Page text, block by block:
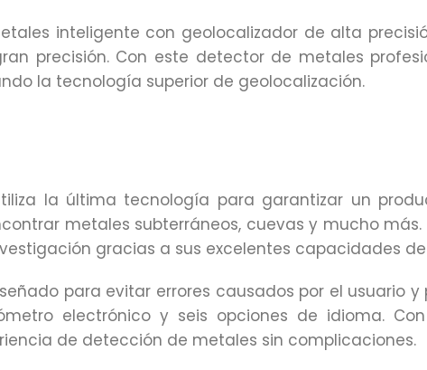
inteligente con geolocalizador de alta
precisión. Con este detector de metales
la tecnología superior de geolocalización.
la última tecnología para garantizar un
metales subterráneos, cuevas y mucho
gracias a sus excelentes capacidades
para evitar errores causados por el usuario
electrónico y seis opciones de idioma.
de detección de metales sin complicaciones.